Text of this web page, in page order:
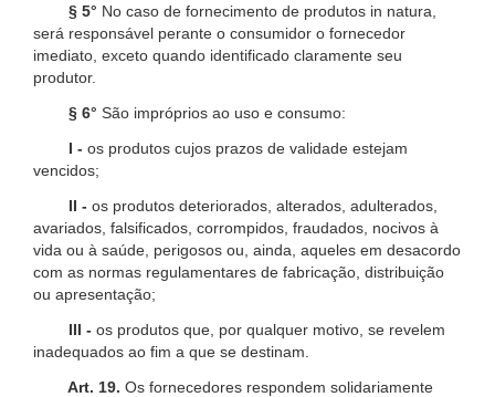
§ 5° No caso de fornecimento de produtos in natura,
será responsável perante o consumidor o fornecedor
imediato, exceto quando identificado claramente seu
produtor.
§ 6° São impróprios ao uso e consumo:
I - os produtos cujos prazos de validade estejam
vencidos;
II - os produtos deteriorados, alterados, adulterados,
avariados, falsificados, corrompidos, fraudados, nocivos à
vida ou à saúde, perigosos ou, ainda, aqueles em desacordo
com as normas regulamentares de fabricação, distribuição
ou apresentação;
III - os produtos que, por qualquer motivo, se revelem
inadequados ao fim a que se destinam.
Art. 19. Os fornecedores respondem solidariamente